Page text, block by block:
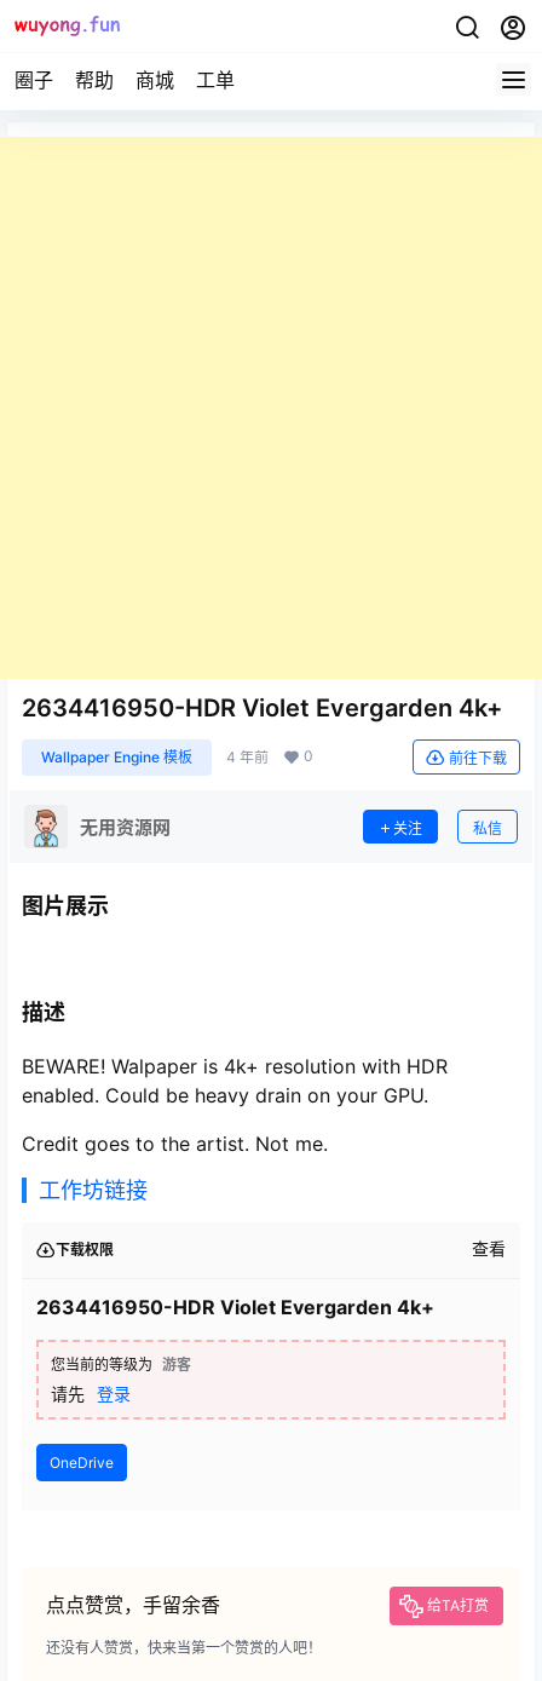
圈子 帮助 商城 工单
2634416950-HDR Violet Evergarden 4k+
Wallpaper Engine 模板 4 年前 0 前往下载
无用资源网 关注 私信
图片展示
描述
BEWARE! Walpaper is 4k+ resolution with HDR
enabled. Could be heavy drain on your GPU.
Credit goes to the artist. Not me.
工作坊链接
下载权限 查看
2634416950-HDR Violet Evergarden 4k+
您当前的等级为 游客
请先 登录
OneDrive
点点赞赏，手留余香 给TA打赏
还没有人赞赏，快来当第一个赞赏的人吧！